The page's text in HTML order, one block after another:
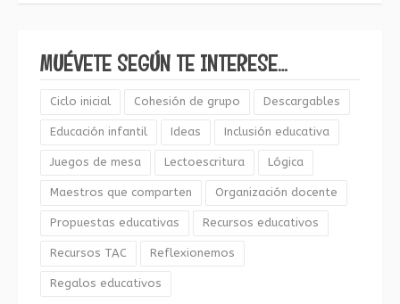
MUÉVETE SEGÚN TE INTERESE…
Ciclo inicial Cohesión de grupo Descargables
Educación infantil Ideas Inclusión educativa
Juegos de mesa Lectoescritura Lógica
Maestros que comparten Organización docente
Propuestas educativas Recursos educativos
Recursos TAC Reflexionemos
Regalos educativos